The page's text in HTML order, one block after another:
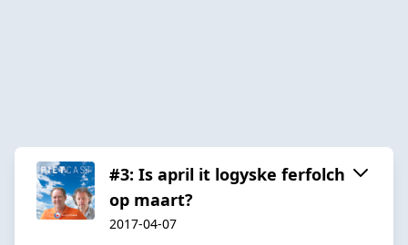
#3: Is april it logyske ferfolch
op maart?
2017-04-07